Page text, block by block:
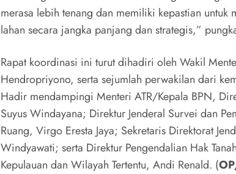
merasa lebih tenang dan memiliki kepastian untuk
lahan secara jangka panjang dan strategis,”
Rapat koordinasi ini turut dihadiri oleh Wakil
Hendropriyono, serta sejumlah perwakilan dari
Hadir mendampingi Menteri ATR/Kepala BPN,
Suyus Windayana; Direktur Jenderal Survei dan
Ruang, Virgo Eresta Jaya; Sekretaris Direktorat
Windyawati; serta Direktur Pengendalian Hak
Kepulauan dan Wilayah Tertentu, Andi Renald. (